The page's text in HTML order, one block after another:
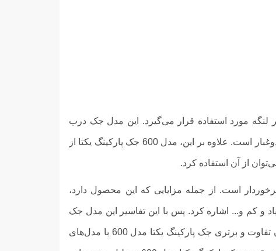
برای درب‌های بازویی با حداکثر وزن 450کیلوگرم و عرض 4 متر برای هر لنگه مورد استفاده قرار می‌گیرد. این مدل جک درب
پارکینگی دارای استاندارد حفاظتی IP44 بوده و این امر به منزله مقاومت بالای محصول در برابر نفوذ آب و گردوغبار است. علاوه بر این، مدل 600 جک پارکینگ یکتا از
رطوبت برخوردار است. از جمله مزایایی که این محصول دارد،
و کم و... اشاره کرد. پس با این تفاسیر این مدل جک
درب پارکینگی یکی از بهترین گزینه¬های موجود در بازار برای استفاده است. رقبا اگر قصد اظهار نظر پیرامون تفاوت و برتری جک پارکینگ یکتا مدل 600 با مدل‌های